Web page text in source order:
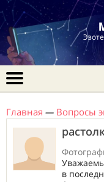
Главная — Вопросы
в